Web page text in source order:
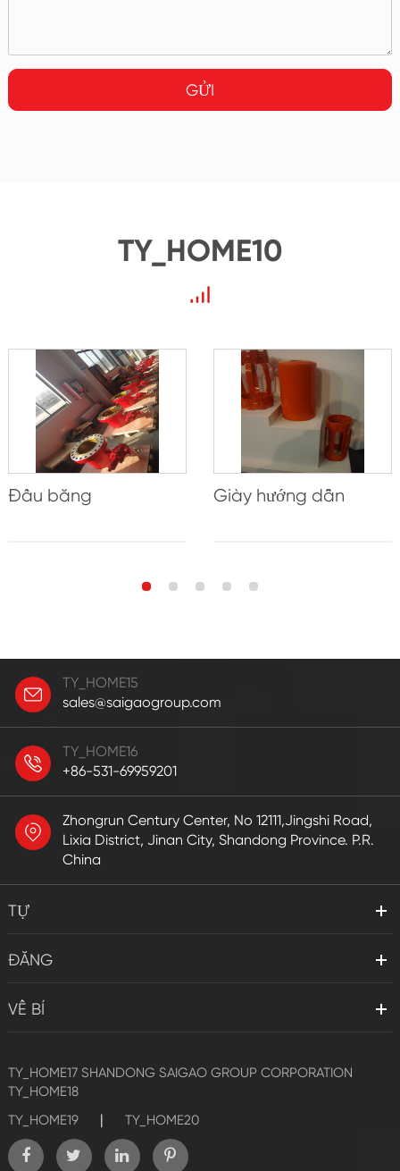
GỬI
TY_HOME10
Đầu băng Giày hướng dẫn
TY_HOME15
sales@saigaogroup.com
TY_HOME16
+86-531-69959201
Zhongrun Century Center, No 12111,Jingshi Road,
Lixia District, Jinan City, Shandong Province. P.R.
China
TỰ
ĐĂNG
VỀ BÍ
TY_HOME17 SHANDONG SAIGAO GROUP CORPORATION
TY_HOME18
TY_HOME19
| TY_HOME20